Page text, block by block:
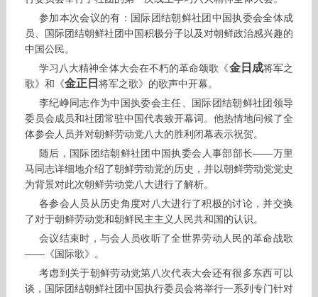
参加本次会议的有：国际团结朝鲜社团中国执委会全体成
员、国际团结朝鲜社团中国积极分子以及对朝鲜政治感兴趣的
中国公民。
学习八大精神全体大会在不朽的革命颂歌《金日成将军之
歌》和《金正日 将军之歌》的歌声中开幕。
李纪峥同志作为中国执委会主任、国际团结朝鲜社团领导
委员会成员和社团常驻中国代表致开幕词。他热情地问候了全
体参会人员并对朝鲜劳动党八大的胜利闭幕表示祝贺。
随后，国际团结朝鲜社团中国执委会人事部部长——万里
马同志详细地介绍了朝鲜劳动党的历史，并以朝鲜劳动党党史
为背景对此次朝鲜劳动党八大进行了解析。
各参会人员从历史角度对八大进行了积极的讨论，并交换
了对于朝鲜劳动党和朝鲜民主主义人民共和国的认识。
会议结束时，与会人员收听了全世界劳动人民的革命战歌
——《国际歌》。
考虑到关于朝鲜劳动党第八次代表大会还有很多东西可以
谈，国际团结朝鲜社团中国执行委员会将举行一系列专门针对